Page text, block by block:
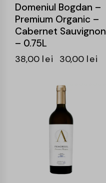
Domeniul Bogdan –
Premium Organic –
Cabernet Sauvignon
– 0.75L
38,00 lei 30,00 lei